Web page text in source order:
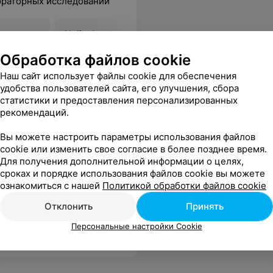
с
Helicobacter pylori
49,03 руб. 49,58 руб.
адреса
Обработка файлов cookie
Наш сайт использует файлы cookie для обеспечения
удобства пользователей сайта, его улучшения, сбора
статистики и предоставления персонализированных
рекомендаций.
Вы можете настроить параметры использования файлов
cookie или изменить свое согласие в более позднее время.
Для получения дополнительной информации о целях,
сроках и порядке использования файлов cookie вы можете
ознакомиться с нашей Политикой обработки файлов cookie
Отклонить
Принять
Персональные настройки Cookie